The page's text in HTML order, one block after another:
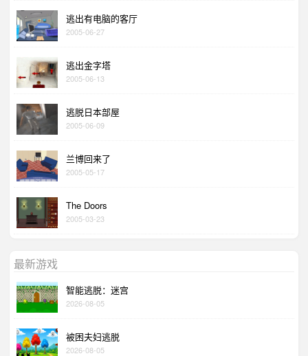
逃出有电脑的客厅
2005-06-27
逃出金字塔
2005-06-13
逃脱日本部屋
2005-06-09
兰博回来了
2005-05-17
The Doors
2005-03-23
最新游戏
智能逃脱：迷宫
2026-08-05
被困夫妇逃脱
2026-08-05